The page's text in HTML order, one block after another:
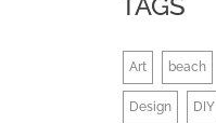
Art beach
Design DIY